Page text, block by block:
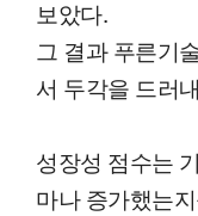
보았다.
그 결과 푸른기
서 두각을 드러
성장성 점수는
마나 증가했는